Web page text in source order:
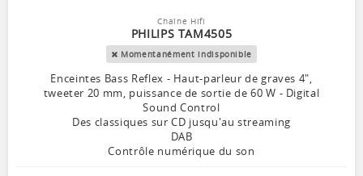
Chaîne Hifi
PHILIPS TAM4505
Momentanément indisponible
Enceintes Bass Reflex - Haut-parleur de graves 4",
tweeter 20 mm, puissance de sortie de 60 W - Digital
Sound Control
Des classiques sur CD jusqu'au streaming
DAB
Contrôle numérique du son